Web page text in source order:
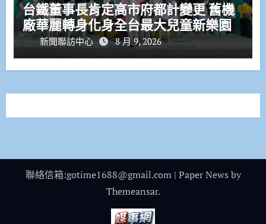
台鐵董事長肯定高市府都計變更 舊機
廠華麗轉身化身全台最大兒童新樂園
新聞聯訪中心 8 月 9, 2026
聯絡信箱:gotime1688@gmail.com | Paper News by
Themeansar.